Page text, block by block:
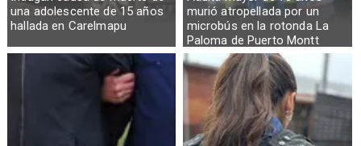
una adolescente de 15 años
hallada en Carelmapu
murió atropellada por un
microbús en la rotonda La
Paloma de Puerto Montt